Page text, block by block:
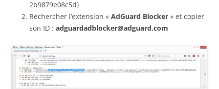
2b9879e08c5d}
Rechercher l’extension « AdGuard Blocker » et copier
son ID : adguardadblocker@adguard.com